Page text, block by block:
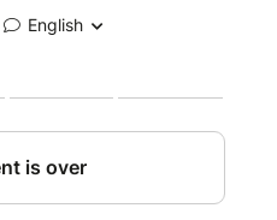
la norme ! À tous
bâtisseurs d’utopies
de musique
de chant à l’Opéra
20 ans. Elle a
Pierre Boulez,